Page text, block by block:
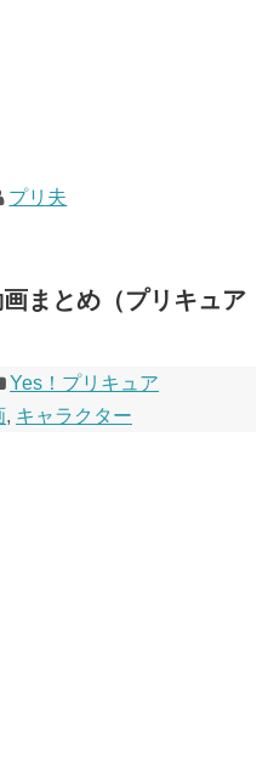
プリ夫
まとめ（プリキュア
Yes！プリキュア
, キャラクター